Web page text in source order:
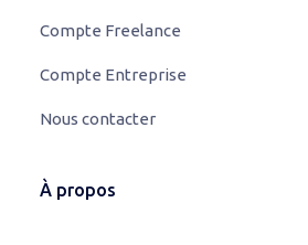
Compte Freelance
Compte Entreprise
Nous contacter
À propos